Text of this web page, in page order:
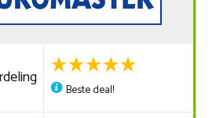
Beste deal!